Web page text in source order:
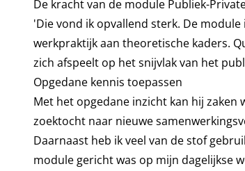
De kracht van de module Publiek-
'Die vond ik opvallend sterk. De
werkpraktijk aan theoretische kaders.
zich afspeelt op het snijvlak van het
Opgedane kennis toepassen
Met het opgedane inzicht kan hij
zoektocht naar nieuwe
Daarnaast heb ik veel van de stof
module gericht was op mijn dagelijkse